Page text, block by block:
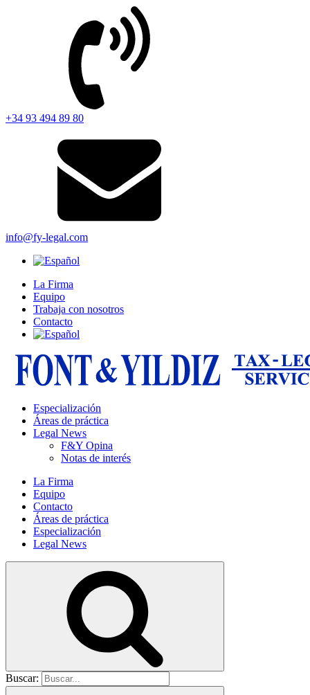
+34 93 494 89 80
info@fy-legal.com
La Firma
Equipo
Trabaja con nosotros
Contacto
Especialización
Áreas de práctica
Legal News
F&Y Opina
Notas de interés
La Firma
Equipo
Contacto
Áreas de práctica
Especialización
Legal News
Buscar: